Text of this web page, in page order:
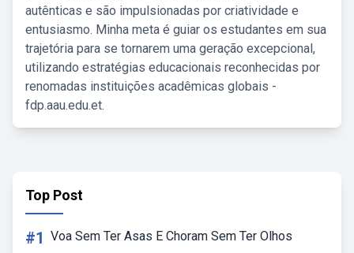
autênticas e são impulsionadas por criatividade e
entusiasmo. Minha meta é guiar os estudantes em sua
trajetória para se tornarem uma geração excepcional,
utilizando estratégias educacionais reconhecidas por
renomadas instituições acadêmicas globais -
fdp.aau.edu.et.
Top Post
#1 Voa Sem Ter Asas E Choram Sem Ter Olhos